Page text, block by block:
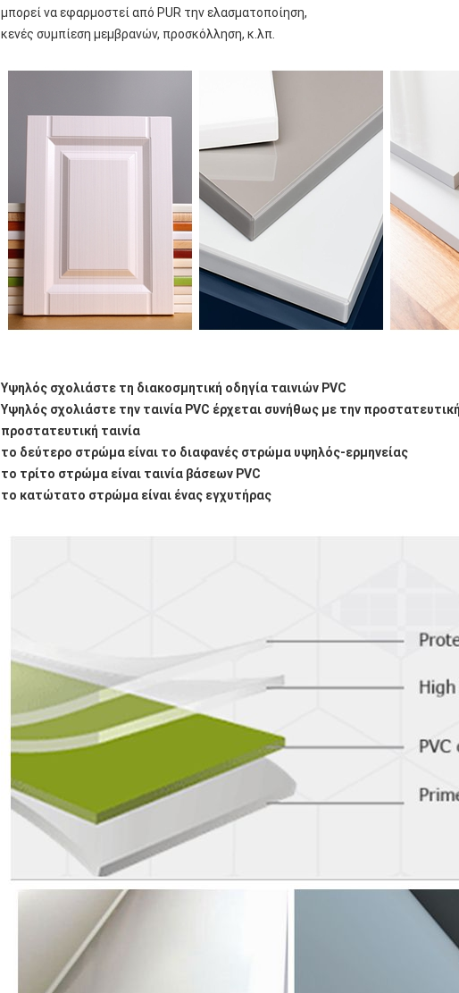
μπορεί να εφαρμοστεί από PUR την ελασματοποίηση,
κενές συμπίεση μεμβρανών, προσκόλληση, κ.λπ.
Υψηλός σχολιάστε τη διακοσμητική οδηγία ταινιών PVC
Υψηλός σχολιάστε την ταινία PVC έρχεται συνήθως με την
προστατευτική ταινία
το δεύτερο στρώμα είναι το διαφανές στρώμα υψηλός-ερμηνείας
το τρίτο στρώμα είναι ταινία βάσεων PVC
το κατώτατο στρώμα είναι ένας εγχυτήρας